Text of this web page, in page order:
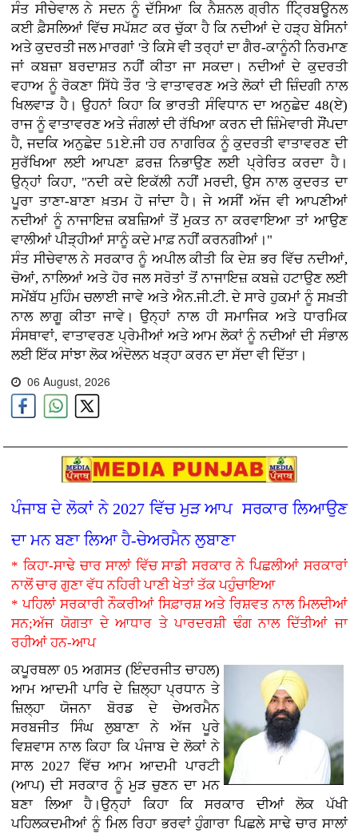
ਸੰਤ ਸੀਚੇਵਾਲ ਨੇ ਸਦਨ ਨੂੰ ਦੱਸਿਆ ਕਿ ਨੈਸ਼ਨਲ ਗ੍ਰੀਨ ਟ੍ਰਿਿਬਊਨਲ
ਕਈ ਫ਼ੈਸਲਿਆਂ ਵਿੱਚ ਸਪੱਸ਼ਟ ਕਰ ਚੁੱਕਾ ਹੈ ਕਿ ਨਦੀਆਂ ਦੇ ਹੜ੍ਹ ਬੇਸਿਨਾਂ
ਅਤੇ ਕੁਦਰਤੀ ਜਲ ਮਾਰਗਾਂ 'ਤੇ ਕਿਸੇ ਵੀ ਤਰ੍ਹਾਂ ਦਾ ਗੈਰ-ਕਾਨੂੰਨੀ ਨਿਰਮਾਣ
ਜਾਂ ਕਬਜ਼ਾ ਬਰਦਾਸ਼ਤ ਨਹੀਂ ਕੀਤਾ ਜਾ ਸਕਦਾ। ਨਦੀਆਂ ਦੇ ਕੁਦਰਤੀ
ਵਹਾਅ ਨੂੰ ਰੋਕਣਾ ਸਿੱਧੇ ਤੌਰ 'ਤੇ ਵਾਤਾਵਰਣ ਅਤੇ ਲੋਕਾਂ ਦੀ ਜ਼ਿੰਦਗੀ ਨਾਲ
ਖਿਲਵਾੜ ਹੈ। ਉਹਨਾਂ ਕਿਹਾ ਕਿ ਭਾਰਤੀ ਸੰਵਿਧਾਨ ਦਾ ਅਨੁਛੇਦ 48(ਏ)
ਰਾਜ ਨੂੰ ਵਾਤਾਵਰਣ ਅਤੇ ਜੰਗਲਾਂ ਦੀ ਰੱਖਿਆ ਕਰਨ ਦੀ ਜ਼ਿੰਮੇਵਾਰੀ ਸੌਂਪਦਾ
ਹੈ, ਜਦਕਿ ਅਨੁਛੇਦ 51ਏ.ਜੀ ਹਰ ਨਾਗਰਿਕ ਨੂੰ ਕੁਦਰਤੀ ਵਾਤਾਵਰਣ ਦੀ
ਸੁਰੱਖਿਆ ਲਈ ਆਪਣਾ ਫ਼ਰਜ਼ ਨਿਭਾਉਣ ਲਈ ਪ੍ਰੇਰਿਤ ਕਰਦਾ ਹੈ।
ਉਨ੍ਹਾਂ ਕਿਹਾ, "ਨਦੀ ਕਦੇ ਇਕੱਲੀ ਨਹੀਂ ਮਰਦੀ, ਉਸ ਨਾਲ ਕੁਦਰਤ ਦਾ
ਪੂਰਾ ਤਾਣਾ-ਬਾਣਾ ਖ਼ਤਮ ਹੋ ਜਾਂਦਾ ਹੈ। ਜੇ ਅਸੀਂ ਅੱਜ ਵੀ ਆਪਣੀਆਂ
ਨਦੀਆਂ ਨੂੰ ਨਾਜਾਇਜ਼ ਕਬਜ਼ਿਆਂ ਤੋਂ ਮੁਕਤ ਨਾ ਕਰਵਾਇਆ ਤਾਂ ਆਉਣ
ਵਾਲੀਆਂ ਪੀੜ੍ਹੀਆਂ ਸਾਨੂੰ ਕਦੇ ਮਾਫ਼ ਨਹੀਂ ਕਰਨਗੀਆਂ।"
ਸੰਤ ਸੀਚੇਵਾਲ ਨੇ ਸਰਕਾਰ ਨੂੰ ਅਪੀਲ ਕੀਤੀ ਕਿ ਦੇਸ਼ ਭਰ ਵਿੱਚ ਨਦੀਆਂ,
ਚੋਆਂ, ਨਾਲਿਆਂ ਅਤੇ ਹੋਰ ਜਲ ਸਰੋਤਾਂ ਤੋਂ ਨਾਜਾਇਜ਼ ਕਬਜ਼ੇ ਹਟਾਉਣ ਲਈ
ਸਮੇਂਬੱਧ ਮੁਹਿੰਮ ਚਲਾਈ ਜਾਵੇ ਅਤੇ ਐਨ.ਜੀ.ਟੀ. ਦੇ ਸਾਰੇ ਹੁਕਮਾਂ ਨੂੰ ਸਖ਼ਤੀ
ਨਾਲ ਲਾਗੂ ਕੀਤਾ ਜਾਵੇ। ਉਨ੍ਹਾਂ ਨਾਲ ਹੀ ਸਮਾਜਿਕ ਅਤੇ ਧਾਰਮਿਕ
ਸੰਸਥਾਵਾਂ, ਵਾਤਾਵਰਣ ਪ੍ਰੇਮੀਆਂ ਅਤੇ ਆਮ ਲੋਕਾਂ ਨੂੰ ਨਦੀਆਂ ਦੀ ਸੰਭਾਲ
ਲਈ ਇੱਕ ਸਾਂਝਾ ਲੋਕ ਅੰਦੋਲਨ ਖੜ੍ਹਾ ਕਰਨ ਦਾ ਸੱਦਾ ਵੀ ਦਿੱਤਾ।
06 August, 2026
ਪੰਜਾਬ ਦੇ ਲੋਕਾਂ ਨੇ 2027 ਵਿੱਚ ਮੁੜ ਆਪ ਸਰਕਾਰ ਲਿਆਉਣ
ਦਾ ਮਨ ਬਣਾ ਲਿਆ ਹੈ-ਚੇਅਰਮੈਨ ਲੁਬਾਣਾ
* ਕਿਹਾ-ਸਾਢੇ ਚਾਰ ਸਾਲਾਂ ਵਿੱਚ ਸਾਡੀ ਸਰਕਾਰ ਨੇ ਪਿਛਲੀਆਂ ਸਰਕਾਰਾਂ
ਨਾਲੋਂ ਚਾਰ ਗੁਣਾ ਵੱਧ ਨਹਿਰੀ ਪਾਣੀ ਖੇਤਾਂ ਤੱਕ ਪਹੁੰਚਾਇਆ
* ਪਹਿਲਾਂ ਸਰਕਾਰੀ ਨੌਕਰੀਆਂ ਸਿਫ਼ਾਰਸ਼ ਅਤੇ ਰਿਸ਼ਵਤ ਨਾਲ ਮਿਲਦੀਆਂ
ਸਨ;ਅੱਜ ਯੋਗਤਾ ਦੇ ਆਧਾਰ ਤੇ ਪਾਰਦਰਸ਼ੀ ਢੰਗ ਨਾਲ ਦਿੱਤੀਆਂ ਜਾ
ਰਹੀਆਂ ਹਨ-ਆਪ
ਕਪੂਰਥਲਾ 05 ਅਗਸਤ (ਇੰਦਰਜੀਤ ਚਾਹਲ)
ਆਮ ਆਦਮੀ ਪਾਰਿ ਦੇ ਜ਼ਿਲ੍ਹਾ ਪ੍ਰਧਾਨ ਤੇ
ਜ਼ਿਲ੍ਹਾ ਯੋਜਨਾ ਬੋਰਡ ਦੇ ਚੇਅਰਮੈਨ
ਸਰਬਜੀਤ ਸਿੰਘ ਲੁਬਾਣਾ ਨੇ ਅੱਜ ਪੂਰੇ
ਵਿਸ਼ਵਾਸ ਨਾਲ ਕਿਹਾ ਕਿ ਪੰਜਾਬ ਦੇ ਲੋਕਾਂ ਨੇ
ਸਾਲ 2027 ਵਿੱਚ ਆਮ ਆਦਮੀ ਪਾਰਟੀ
(ਆਪ) ਦੀ ਸਰਕਾਰ ਨੂੰ ਮੁੜ ਚੁਣਨ ਦਾ ਮਨ
ਬਣਾ ਲਿਆ ਹੈ।ਉਨ੍ਹਾਂ ਕਿਹਾ ਕਿ ਸਰਕਾਰ ਦੀਆਂ ਲੋਕ ਪੱਖੀ
ਪਹਿਲਕਦਮੀਆਂ ਨੂੰ ਮਿਲ ਰਿਹਾ ਭਰਵਾਂ ਹੁੰਗਾਰਾ ਪਿਛਲੇ ਸਾਢੇ ਚਾਰ ਸਾਲਾਂ